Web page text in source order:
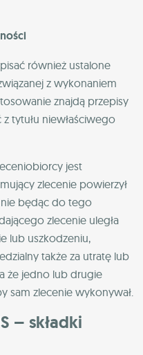
również ustalone
z wykonaniem
znajdą przepisy
tytułu niewłaściwego
jest
zlecenie powierzył
będąc do tego
zlecenie uległa
lub uszkodzeniu,
także za utratę lub
że jedno lub drugie
sam zlecenie wykonywał.
– składki